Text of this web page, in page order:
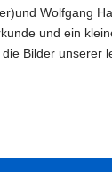
Wolfgang
und ein
Bilder unserer